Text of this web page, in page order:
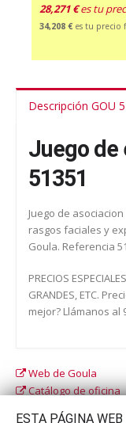
28,271 € es tu
34,208 € es tu precio
Descripción GOU
Juego de
51351
Juego de
rasgos faciales y
Goula. Referencia
PRECIOS
GRANDES, ETC.
mejor? Llámanos al
Web de Goula
Catálogo de oficina
ESTA PÁGINA